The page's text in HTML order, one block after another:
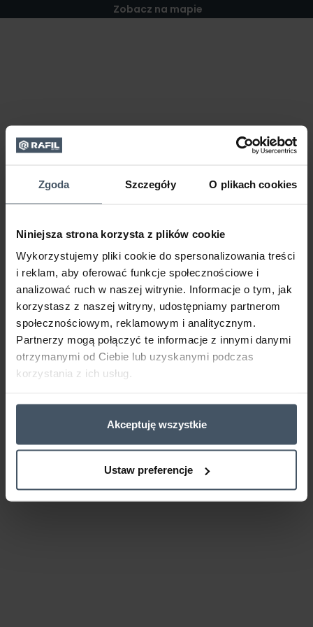
Zgoda Szczegóły O plikach cookies
Niniejsza strona korzysta z plików cookie
Wykorzystujemy pliki cookie do spersonalizowania treści
i reklam, aby oferować funkcje społecznościowe i
analizować ruch w naszej witrynie. Informacje o tym, jak
korzystasz z naszej witryny, udostępniamy partnerom
społecznościowym, reklamowym i analitycznym.
Partnerzy mogą połączyć te informacje z innymi danymi
otrzymanymi od Ciebie lub uzyskanymi podczas
korzystania z ich usług.
Akceptuję wszystkie
Ustaw preferencje
Zobacz na mapie